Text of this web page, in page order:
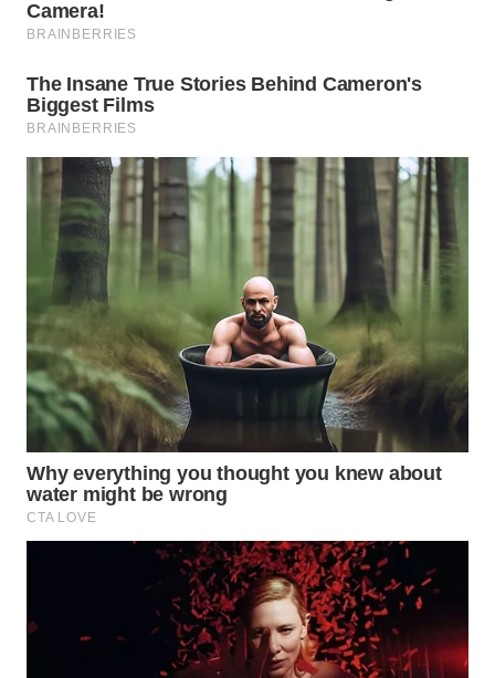
ADVOKAT
WAHANA
INFRASTRUKTUR
WAHANA
KONSUMEN
WAHANA
LISTRIK
WAHANA
TRAVEL
WAHANA
TV
WAHANANEWS
ID